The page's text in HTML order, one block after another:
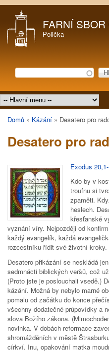
FARNÍ SBOR
Polička
Vyhledávání
Hledat
Hlavní menu
Jste zde
Domů » Kázání » Desatero pro
Desatero pro
Exodus
Kdo by v
troufnu si
zpaměti.
heslech.
křesťanské
vyznání víry. Nejpozději od
každý evangelík, každá
rozcestníku řídit své životní kroky.
Desatero přikázání se neskládá
sedmnácti biblických veršů, což
(Proto jste je poslouchali vsedě.)
kázání. Možná by nebylo marné
pomalu od začátku do konce
všechny dodatečné průpovídky a
slova Božího zákona.
novinka. V dobách reformace
shromážděních v městě
církví. Inu, opakování matka